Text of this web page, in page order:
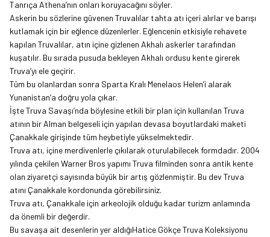
Tanrıça Athena’nın onları koruyacağını söyler.
Askerin bu sözlerine güvenen Truvalılar tahta atı içeri alırlar ve barışı
kutlamak için bir eğlence düzenlerler. Eğlencenin etkisiyle rehavete
kapılan Truvalılar, atın içine gizlenen Akhalı askerler tarafından
kuşatılır. Bu sırada pusuda bekleyen Akhalı ordusu kente girerek
Truva’yı ele geçirir.
Tüm bu olanlardan sonra Sparta Kralı Menelaos Helen’i alarak
Yunanistan’a doğru yola çıkar.
İşte Truva Savaşı’nda böylesine etkili bir plan için kullanılan Truva
atının bir Alman belgeseli için yapılan devasa boyutlardaki maketi
Çanakkale girişinde tüm heybetiyle yükselmektedir.
Truva atı, içine merdivenlerle çıkılarak oturulabilecek formdadır. 2004
yılında çekilen Warner Bros yapımı Truva filminden sonra antik kente
olan ziyaretçi sayısında büyük bir artış gözlenmiştir. Bu dev Truva
atını Çanakkale kordonunda görebilirsiniz.
Truva atı, Çanakkale için arkeolojik olduğu kadar turizm anlamında
da önemli bir değerdir.
Bu savaşa ait desenlerin yer aldığıHatice Gökçe Truva Koleksiyonu